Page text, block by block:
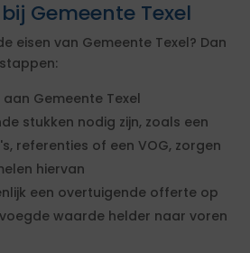
Gemeente Texel
eisen van Gemeente Texel? Dan
Gemeente Texel
stukken nodig zijn, zoals een
referenties of een VOG, zorgen
hiervan
een overtuigende offerte op
waarde helder naar voren